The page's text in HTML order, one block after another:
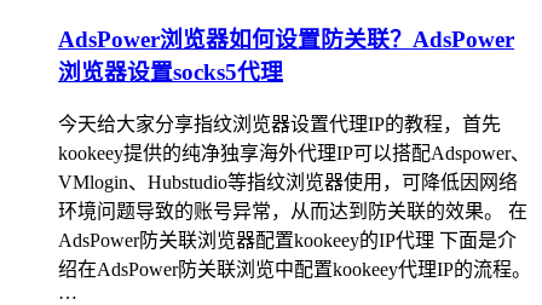
AdsPower浏览器如何设置防关联？AdsPower
浏览器设置socks5代理
今天给大家分享指纹浏览器设置代理IP的教程，首先
kookeey提供的纯净独享海外代理IP可以搭配Adspower、
VMlogin、Hubstudio等指纹浏览器使用，可降低因网络
环境问题导致的账号异常，从而达到防关联的效果。 在
AdsPower防关联浏览器配置kookeey的IP代理 下面是介
绍在AdsPower防关联浏览中配置kookeey代理IP的流程。
…